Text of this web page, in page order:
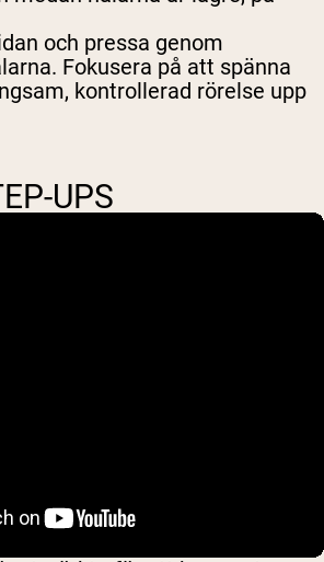
och pressa genom
Fokusera på att spänna
kontrollerad rörelse upp
UPS